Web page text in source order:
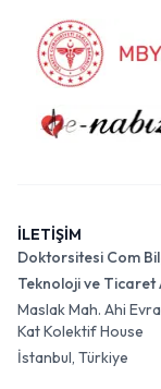
İLETİŞİM
Doktorsitesi Com
Teknoloji ve Ticaret
Maslak Mah. Ahi
Kat Kolektif House
İstanbul, Türkiye